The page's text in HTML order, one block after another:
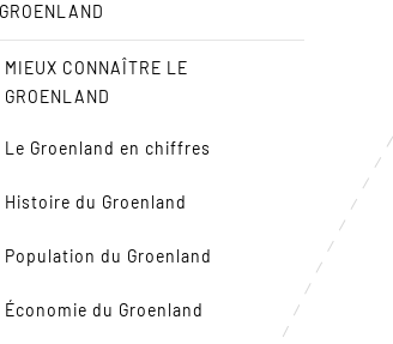
GROENLAND
MIEUX CONNAÎTRE LE
GROENLAND
Le Groenland en chiffres
Histoire du Groenland
Population du Groenland
Économie du Groenland